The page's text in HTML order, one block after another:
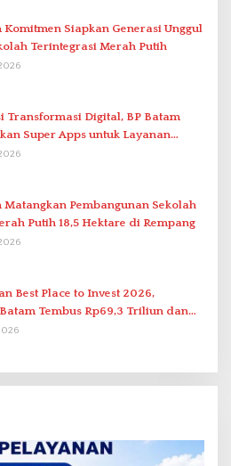
Komitmen Siapkan Generasi Unggul
Terintegrasi Merah Putih
Transformasi Digital, BP Batam
Super Apps untuk Layanan
Matangkan Pembangunan Sekolah
Putih 18,5 Hektare di Rempang
Best Place to Invest 2026,
Tembus Rp69,3 Triliun dan
6,76 Persen